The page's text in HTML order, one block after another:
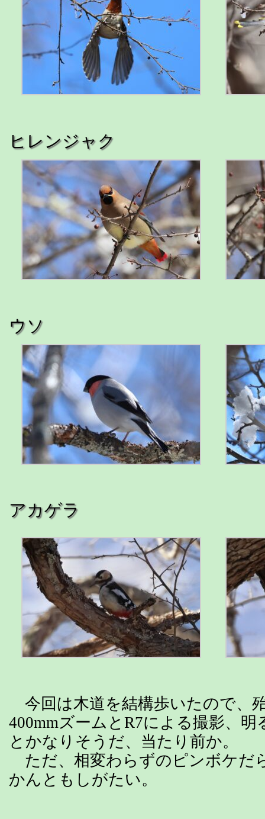
ヒレンジャク
ウソ
アカゲラ
今回は木道を結構歩いたので、
400mmズームとR7による撮影、
とかなりそうだ、当たり前か。
ただ、相変わらずのピンボケだ
かんともしがたい。